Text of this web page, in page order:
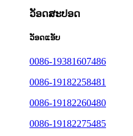
ວັອດສະປອດ
ວັອດແອັບ
0086-19381607486
0086-19182258481
0086-19182260480
0086-19182275485